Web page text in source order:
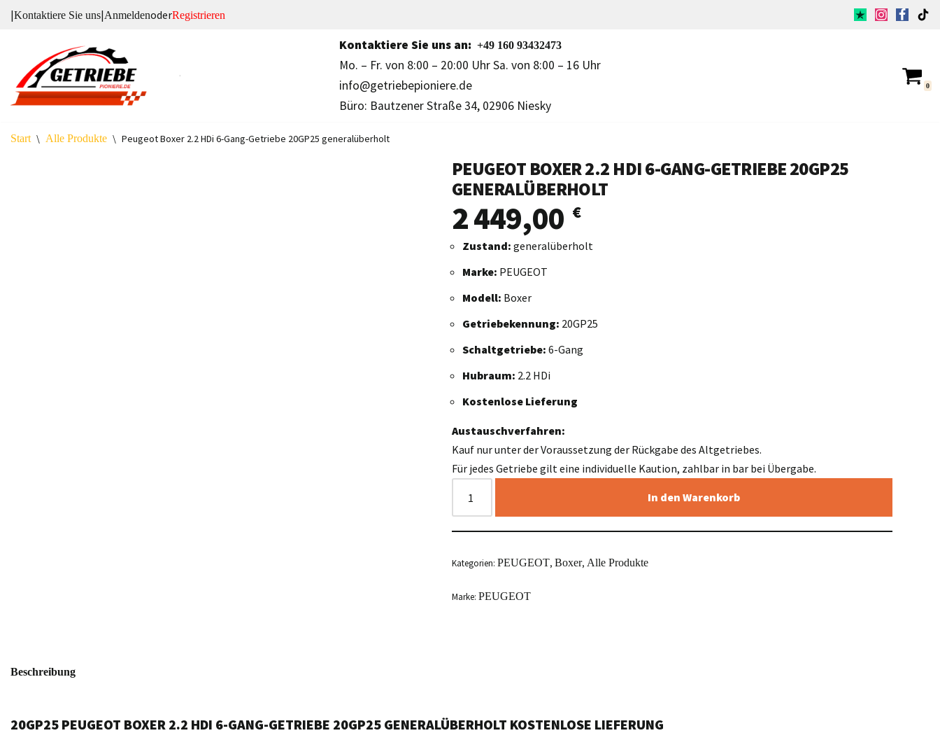
springen
|Kontaktiere Sie uns|AnmeldenoderRegistrieren
Kontaktiere Sie uns an: +49 160 93432473
Mo. – Fr. von 8:00 – 20:00 Uhr Sa. von 8:00 – 16 Uhr
info@getriebepioniere.de
Büro: Bautzener Straße 34, 02906 Niesky
0
Start \ Alle Produkte \ Peugeot Boxer 2.2 HDi 6-Gang-Getriebe 20GP25 generalüberholt
PEUGEOT BOXER 2.2 HDI 6-GANG-GETRIEBE 20GP25
GENERALÜBERHOLT
2 449,00 €
Zustand: generalüberholt
Marke: PEUGEOT
Modell: Boxer
Getriebekennung: 20GP25
Schaltgetriebe: 6-Gang
Hubraum: 2.2 HDi
Kostenlose Lieferung
Austauschverfahren:
Kauf nur unter der Voraussetzung der Rückgabe des Altgetriebes.
Für jedes Getriebe gilt eine individuelle Kaution, zahlbar in bar bei Übergabe.
In den Warenkorb
Kategorien: PEUGEOT, Boxer, Alle Produkte
Marke: PEUGEOT
Beschreibung
20GP25 PEUGEOT BOXER 2.2 HDI 6-GANG-GETRIEBE 20GP25 GENERALÜBERHOLT KOSTENLOSE LIEFERUNG